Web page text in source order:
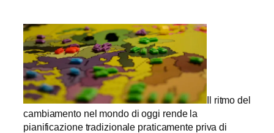
Il ritmo del
cambiamento nel mondo di oggi rende la
pianificazione tradizionale praticamente priva di